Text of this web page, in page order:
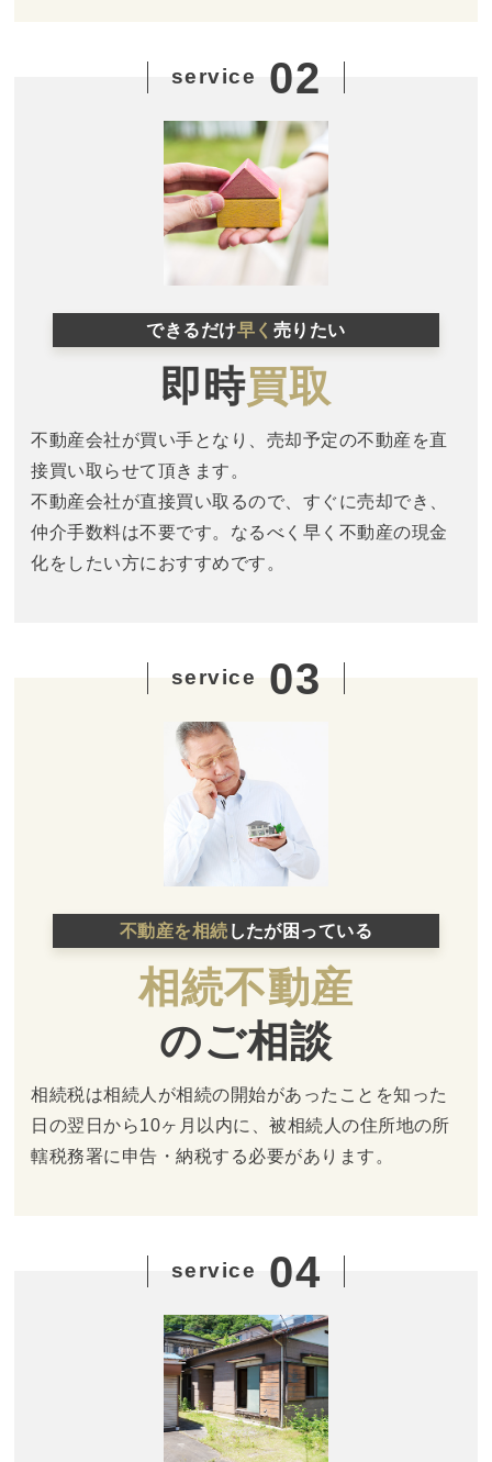
service 02
できるだけ早く 売りたい
即時買取
不動産会社が買い手となり、売却予定の不動産を直
接買い取らせて頂きます。
不動産会社が直接買い取るので、すぐに売却でき、
仲介手数料は不要です。なるべく早く不動産の現金
化をしたい方におすすめです。
service 03
不動産を相続 したが困っている
相続不動産
のご相談
相続税は相続人が相続の開始があったことを知った
日の翌日から10ヶ月以内に、被相続人の住所地の所
轄税務署に申告・納税する必要があります。
service 04